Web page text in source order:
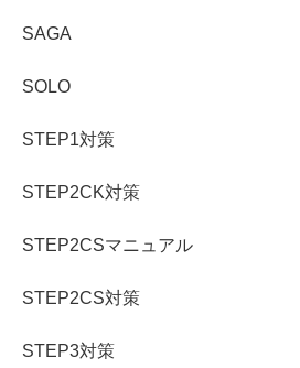
SAGA
SOLO
STEP1対策
STEP2CK対策
STEP2CSマニュアル
STEP2CS対策
STEP3対策